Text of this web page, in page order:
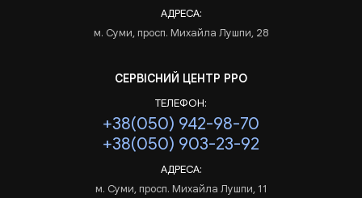
АДРЕСА:
м. Суми, просп. Михайла Лушпи, 28
СЕРВІСНИЙ ЦЕНТР РРО
ТЕЛЕФОН:
+38(050) 942-98-70
+38(050) 903-23-92
АДРЕСА:
м. Суми, просп. Михайла Лушпи, 11